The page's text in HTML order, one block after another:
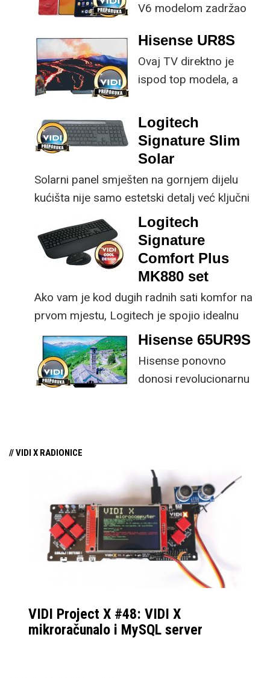
V6 modelom zadržao
specifikacije, no
istovremeno
implementirao
ključne svakom
korisniku.
Hisense UR8S
Ovaj TV direktno je
ispod top modela, a
male ustupke možete
osjetno uštedjeti pri
kupnji.
Logitech
Signature Slim
Solar
Solarni panel smješten na gornjem dijelu
kućišta nije samo estetski detalj već ključni
dio koncepta ovog proizvoda, jer koristi
energiju prirodnog ili umjetnog svjetla za
rad.
Logitech
Signature
Comfort Plus
MK880 set
Ako vam je kod dugih radnih sati komfor na
prvom mjestu, Logitech je spojio idealnu
kombinaciju tipkovnice i miša s naprednim
funkcijama.
Hisense 65UR9S
Hisense ponovno
donosi revolucionarnu
// VIDI X RADIONICE
VIDI Project X #48: VIDI X
mikroračunalo i MySQL server